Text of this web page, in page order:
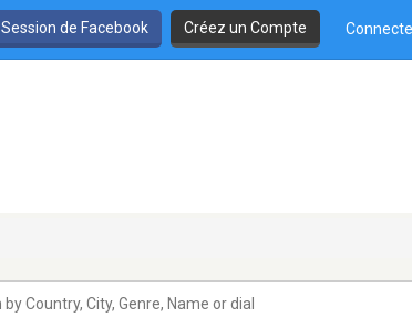
Session de Facebook Créez un Compte